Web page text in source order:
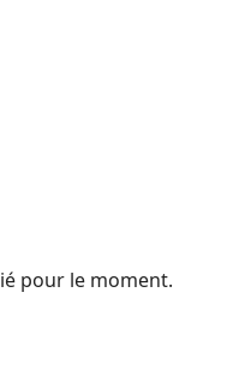
pour le moment.